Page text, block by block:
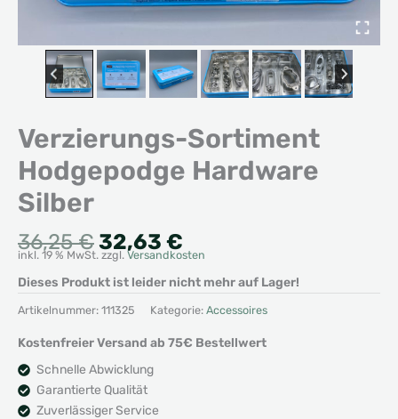
Verzierungs-Sortiment
Hodgepodge Hardware
Silber
36,25€Ursprünglicher
Preis
war:
36,25 €
32,63 €
Preis
ist:
32,63 €.
inkl. 19 % MwSt. zzgl. Versandkosten
Dieses Produkt ist leider nicht mehr auf Lager!
Artikelnummer: 111325 Kategorie: Accessoires
Kostenfreier Versand ab 75€ Bestellwert
Schnelle Abwicklung
Garantierte Qualität
Zuverlässiger Service